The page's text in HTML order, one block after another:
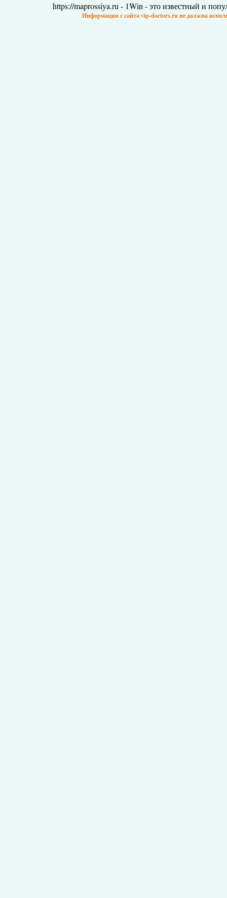
https://maprossiya.ru - 1Win - это известный и
Информация с сайта vip-doctors.ru не должна